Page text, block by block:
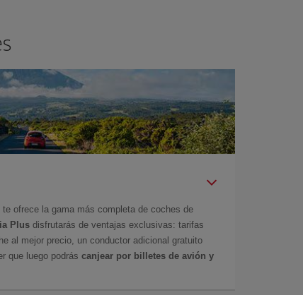
te ofrece la gama más completa de coches de
Plus disfrutarás de ventajas exclusivas: tarifas
al mejor precio, un conductor adicional gratuito
que luego podrás canjear por billetes de avión y